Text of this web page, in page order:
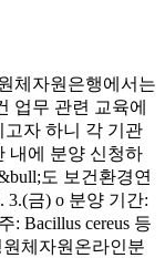
체자원은행에서는
업무 관련 교육에
자 하니 각 기관
내에 분양 신청하
도 보건환경연
3.(금) o 분양 기간:
: Bacillus cereus 등
체자원온라인분